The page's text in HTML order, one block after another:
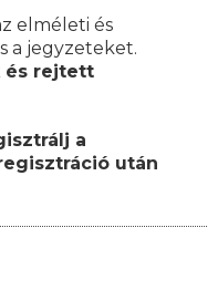
elméleti és
a jegyzeteket.
és rejtett
a
után